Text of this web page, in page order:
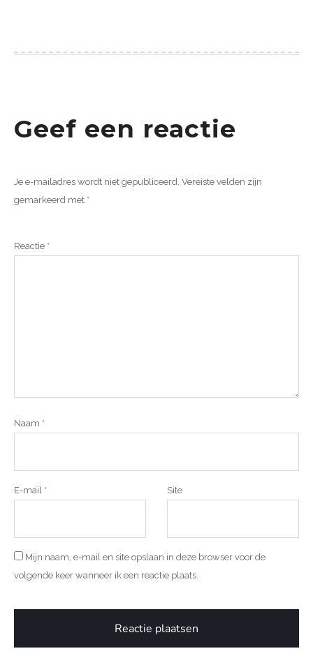
Geef een reactie
Je e-mailadres wordt niet gepubliceerd. Vereiste velden zijn
gemarkeerd met *
Reactie *
Naam *
E-mail * Site
Mijn naam, e-mail en site opslaan in deze browser voor de
volgende keer wanneer ik een reactie plaats.